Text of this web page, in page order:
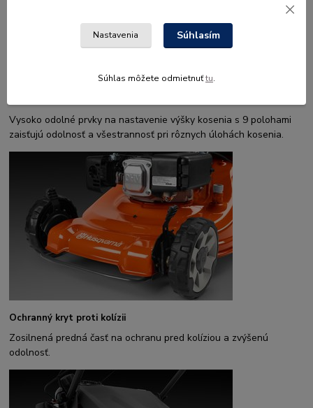
Vysoko odolné prvky na nastavenie výšky kosenia s 9 polohami
zaisťujú odolnosť a všestrannosť pri rôznych úlohách kosenia.
Ochranný kryt proti kolízii
Zosilnená predná časť na ochranu pred kolíziou a zvýšenú
odolnosť.
Nastavenia Súhlasím
Súhlas môžete odmietnuťtu.